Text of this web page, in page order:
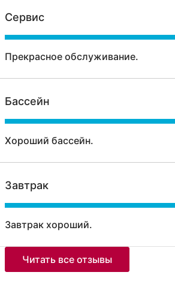
Сервис
Прекрасное обслуживание.
Бассейн
Хороший бассейн.
Завтрак
Завтрак хороший.
Читать все отзывы